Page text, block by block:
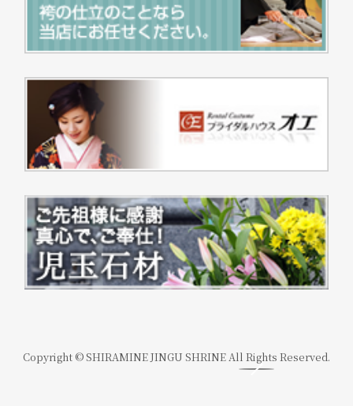
Copyright © SHIRAMINE JINGU SHRINE All Rights Reserved.